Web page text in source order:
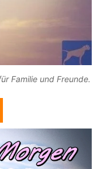
Familie und Freunde.